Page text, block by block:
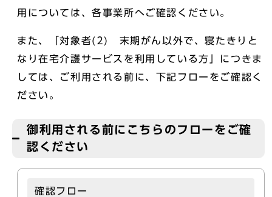
用については、各事業所へご確認ください。
また、「対象者(2) 末期がん以外で、寝たきりと
なり在宅介護サービスを利用している方」につきま
しては、ご利用される前に、下記フローをご確認く
ださい。
御利用される前にこちらのフローをご確
認ください
確認フロー